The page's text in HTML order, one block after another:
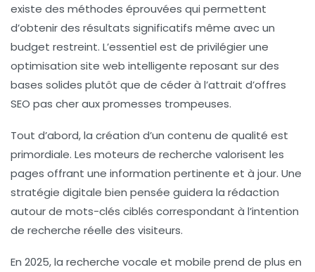
existe des méthodes éprouvées qui permettent
d’obtenir des résultats significatifs même avec un
budget restreint. L’essentiel est de privilégier une
optimisation site web intelligente reposant sur des
bases solides plutôt que de céder à l’attrait d’offres
SEO pas cher aux promesses trompeuses.
Tout d’abord, la création d’un contenu de qualité est
primordiale. Les moteurs de recherche valorisent les
pages offrant une information pertinente et à jour. Une
stratégie digitale bien pensée guidera la rédaction
autour de mots-clés ciblés correspondant à l’intention
de recherche réelle des visiteurs.
En 2025, la recherche vocale et mobile prend de plus en